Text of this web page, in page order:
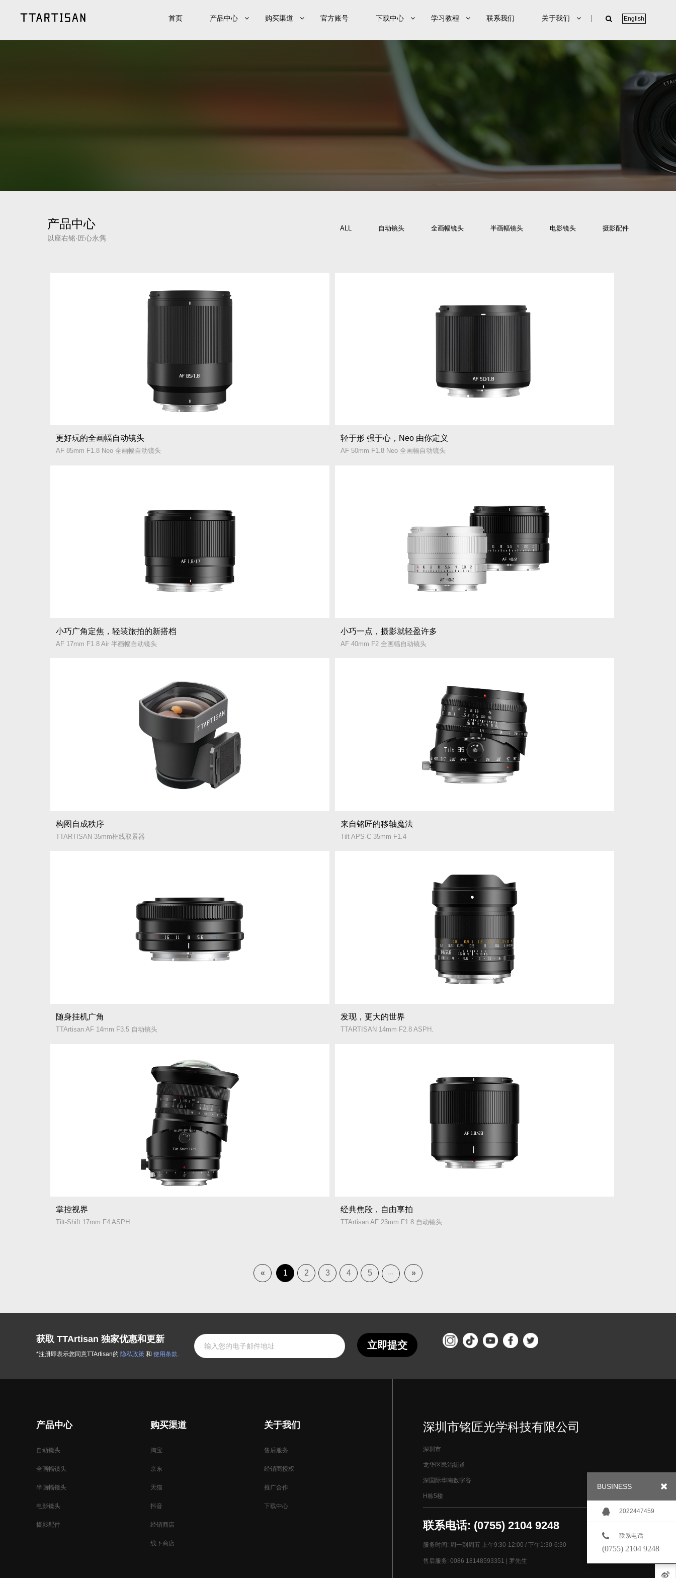
首页 产品中心 购买渠道 官方账号 下载中心 学习教程 联系我们 关于我们 English
产品中心
以座右铭·匠心永隽
ALL 自动镜头 全画幅镜头 半画幅镜头 电影镜头 摄影配件
更好玩的全画幅自动镜头
AF 85mm F1.8 Neo 全画幅自动镜头
轻于形 强于心，Neo 由你定义
AF 50mm F1.8 Neo 全画幅自动镜头
小巧广角定焦，轻装旅拍的新搭档
AF 17mm F1.8 Air 半画幅自动镜头
小巧一点，摄影就轻盈许多
AF 40mm F2 全画幅自动镜头
构图自成秩序
TTARTISAN 35mm框线取景器
来自铭匠的移轴魔法
Tilt APS-C 35mm F1.4
随身挂机广角
TTArtisan AF 14mm F3.5 自动镜头
发现，更大的世界
TTARTISAN 14mm F2.8 ASPH.
掌控视界
Tilt-Shift 17mm F4 ASPH.
经典焦段，自由享拍
TTArtisan AF 23mm F1.8 自动镜头
« 1 2 3 4 5 ··· »
获取 TTArtisan 独家优惠和更新
*注册即表示您同意TTArtisan的 隐私政策 和 使用条款.
立即提交
产品中心
自动镜头
全画幅镜头
半画幅镜头
电影镜头
摄影配件
购买渠道
淘宝
京东
天猫
抖音
经销商店
线下商店
关于我们
售后服务
经销商授权
推广合作
下载中心
深圳市铭匠光学科技有限公司
深圳市
龙华区民治街道
深国际华南数字谷
H栋5楼
联系电话: (0755) 2104 9248
服务时间: 周一到周五 上午9:30-12:00 / 下午1:30-6:30
售后服务: 0086 18148593351 | 罗先生
BUSINESS
2022447459
联系电话
(0755) 2104 9248